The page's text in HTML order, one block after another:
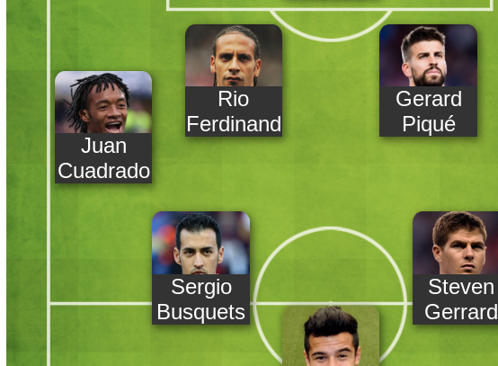
Juan
Cuadrado
Rio
Ferdinand
Gerard
Piqué
Sergio
Busquets
Steven
Gerrard